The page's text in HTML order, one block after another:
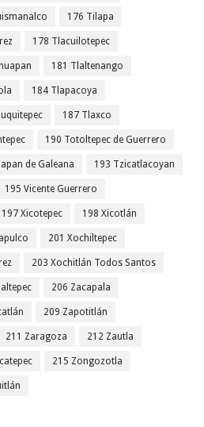
176 Tilapa
178 Tlacuilotepec
181 Tlaltenango
184 Tlapacoya
187 Tlaxco
190 Totoltepec de Guerrero
de Galeana 193 Tzicatlacoyan
195 Vicente Guerrero
197 Xicotepec 198 Xicotlán
201 Xochiltepec
203 Xochitlán Todos Santos
206 Zacapala
209 Zapotitlán
211 Zaragoza 212 Zautla
215 Zongozotla